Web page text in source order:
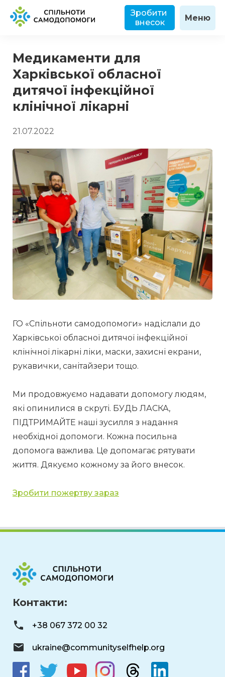
Зробити
внесок
Меню
Медикаменти для
Харківської обласної
дитячої інфекційної
клінічної лікарні
21.07.2022
ГО «Спільноти самодопомоги» надіслали до
Харківської обласної дитячої інфекційної
клінічної лікарні ліки, маски, захисні екрани,
рукавички, санітайзери тощо.
Ми продовжуємо надавати допомогу людям,
які опинилися в скруті. БУДЬ ЛАСКА,
ПІДТРИМАЙТЕ наші зусилля з надання
необхідної допомоги. Кожна посильна
допомога важлива. Це допомагає рятувати
життя. Дякуємо кожному за його внесок.
Зробити пожертву зараз
Контакти:
+38 067 372 00 32
ukraine@communityselfhelp.org